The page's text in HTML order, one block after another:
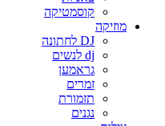
קוסמטיקה
מוזיקה
DJ לחתונה
dj לנשים
גראמען
זמרים
תזמורת
נגנים